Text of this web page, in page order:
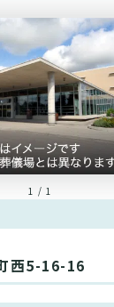
1 / 1
西5-16-16